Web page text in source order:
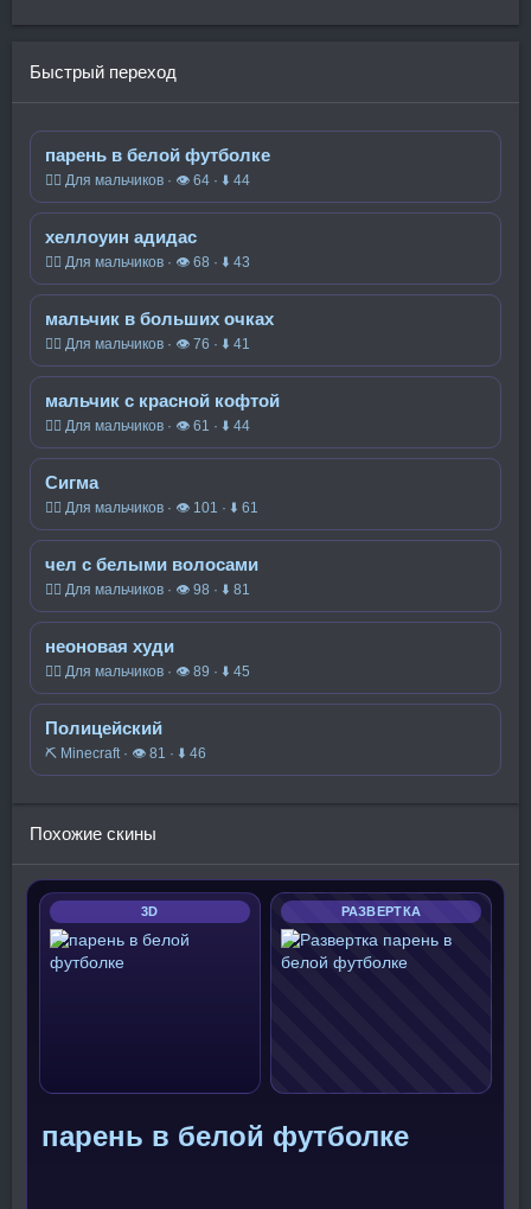
Быстрый переход
парень в белой футболке
🧍‍♂️ Для мальчиков · 👁 64 · ⬇ 44
хеллоуин адидас
🧍‍♂️ Для мальчиков · 👁 68 · ⬇ 43
мальчик в больших очках
🧍‍♂️ Для мальчиков · 👁 76 · ⬇ 41
мальчик с красной кофтой
🧍‍♂️ Для мальчиков · 👁 61 · ⬇ 44
Сигма
🧍‍♂️ Для мальчиков · 👁 101 · ⬇ 61
чел с белыми волосами
🧍‍♂️ Для мальчиков · 👁 98 · ⬇ 81
неоновая худи
🧍‍♂️ Для мальчиков · 👁 89 · ⬇ 45
Полицейский
⛏️ Minecraft · 👁 81 · ⬇ 46
Похожие скины
3D РАЗВЕРТКА
парень в белой футболке